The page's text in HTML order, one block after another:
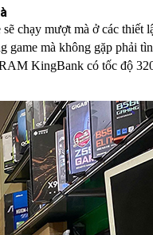
chạy mượt mà ở các thiết
game mà không gặp phải
KingBank có tốc độ